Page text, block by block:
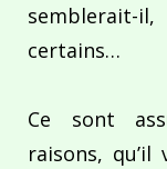
semblerait-
certains…
Ce sont
raisons, qu’il